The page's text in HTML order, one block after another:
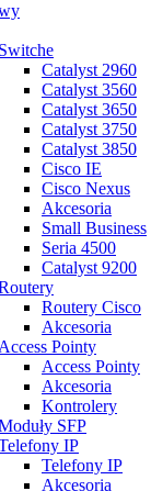
Switche
Catalyst 2960
Catalyst 3560
Catalyst 3650
Catalyst 3750
Catalyst 3850
Cisco IE
Cisco Nexus
Akcesoria
Small Business
Seria 4500
Catalyst 9200
Routery Cisco
Akcesoria
Access Pointy
Access Pointy
Akcesoria
Kontrolery
SFP
IP
Telefony IP
Akcesoria